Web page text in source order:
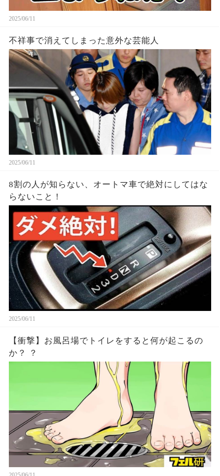
2025/06/11
不祥事で消えてしまった意外な芸能人
2025/06/11
8割の人が知らない、オートマ車で絶対にしてはな
らないこと！
2025/06/11
【衝撃】お風呂場でトイレをすると何が起こるの
か？ ？